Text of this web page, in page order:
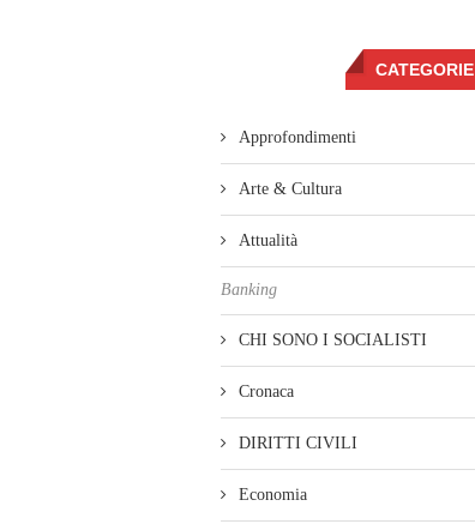
CATEGORIE
Approfondimenti
Arte & Cultura
Attualità
Banking
CHI SONO I SOCIALISTI
Cronaca
DIRITTI CIVILI
Economia